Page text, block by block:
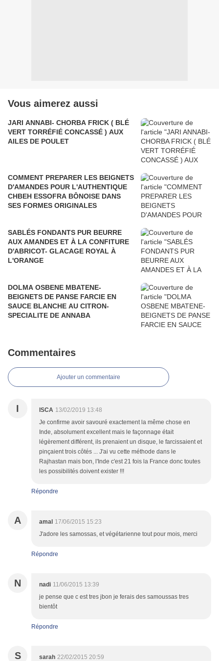
Vous aimerez aussi
JARI ANNABI- CHORBA FRICK ( BLÉ
VERT TORRÉFIÉ CONCASSÉ ) AUX
AILES DE POULET
COMMENT PREPARER LES BEIGNETS
D'AMANDES POUR L'AUTHENTIQUE
CHBEH ESSOFRA BÔNOISE DANS
SES FORMES ORIGINALES
SABLÉS FONDANTS PUR BEURRE
AUX AMANDES ET À LA CONFITURE
D'ABRICOT- GLACAGE ROYAL À
L'ORANGE
DOLMA OSBENE MBATENE-
BEIGNETS DE PANSE FARCIE EN
SAUCE BLANCHE AU CITRON-
SPECIALITE DE ANNABA
Commentaires
Ajouter un commentaire
I ISCA 13/02/2019 13:48
Je confirme avoir savouré exactement la même chose en
Inde, absolument excellent mais le façonnage était
légèrement différent, ils prenaient un disque, le farcissaient et
pinçaient trois côtés ... J'ai vu cette méthode dans le
Rajhastan mais bon, l'Inde c'est 21 fois la France donc toutes
les possibilités doivent exister !!!
Répondre
A amal 17/06/2015 15:23
J'adore les samossas, et végétarienne tout pour mois, merci
Répondre
N nadi 11/06/2015 13:39
je pense que c est tres jbon je ferais des samoussas tres
bientôt
Répondre
S sarah 22/02/2015 20:59